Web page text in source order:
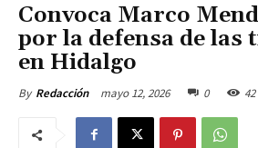
Convoca Marco
por la defensa de las
en Hidalgo
By Redacción mayo 12, 2026 0 42